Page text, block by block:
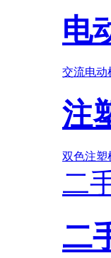
电
交流电动
注
双色注塑
二
二